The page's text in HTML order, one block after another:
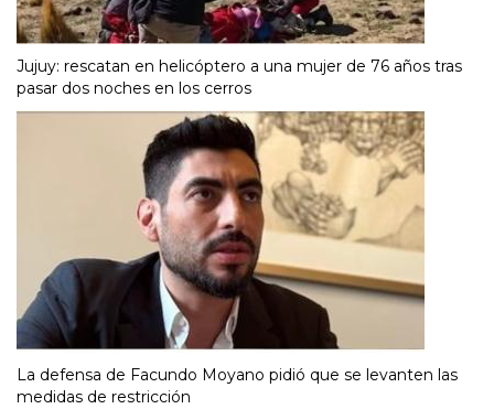
Jujuy: rescatan en helicóptero a una mujer de 76 años tras
pasar dos noches en los cerros
La defensa de Facundo Moyano pidió que se levanten las
medidas de restricción